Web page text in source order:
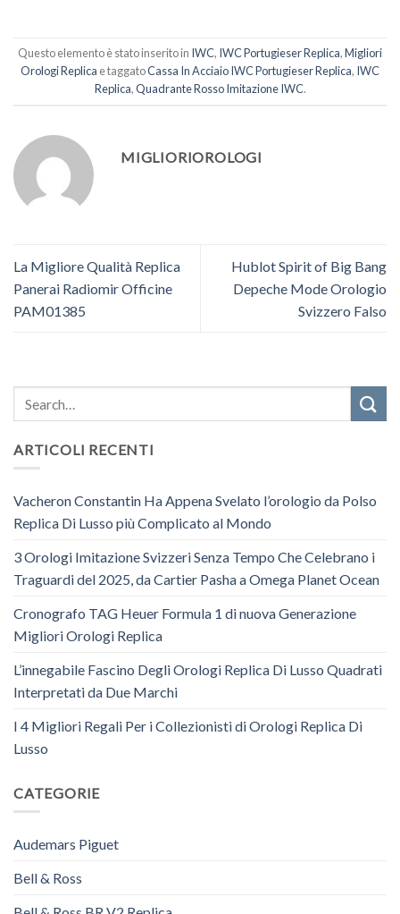
Questo elemento è stato inserito in IWC, IWC Portugieser Replica,Migliori
Orologi Replica e taggatoCassa In Acciaio IWC Portugieser Replica, IWC
Replica,Quadrante Rosso Imitazione IWC.
MIGLIORIOROLOGI
La Migliore Qualità Replica
Panerai Radiomir Officine
PAM01385
Hublot Spirit of Big Bang
Depeche Mode Orologio
Svizzero Falso
ARTICOLI RECENTI
Vacheron Constantin Ha Appena Svelato l’orologio da Polso
Replica Di Lusso più Complicato al Mondo
3 Orologi Imitazione Svizzeri Senza Tempo Che Celebrano i
Traguardi del 2025, da Cartier Pasha a Omega Planet Ocean
Cronografo TAG Heuer Formula 1 di nuova Generazione
Migliori Orologi Replica
L’innegabile Fascino Degli Orologi Replica Di Lusso Quadrati
Interpretati da Due Marchi
I 4 Migliori Regali Per i Collezionisti di Orologi Replica Di
Lusso
CATEGORIE
Audemars Piguet
Bell & Ross